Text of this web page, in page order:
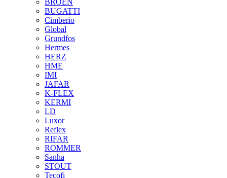
BUGATTI
Cimberio
Global
Grundfos
Hermes
HERZ
HME
IMI
JAFAR
K-FLEX
KERMI
LD
Luxor
Reflex
RIFAR
ROMMER
Sanha
STOUT
Tecofi